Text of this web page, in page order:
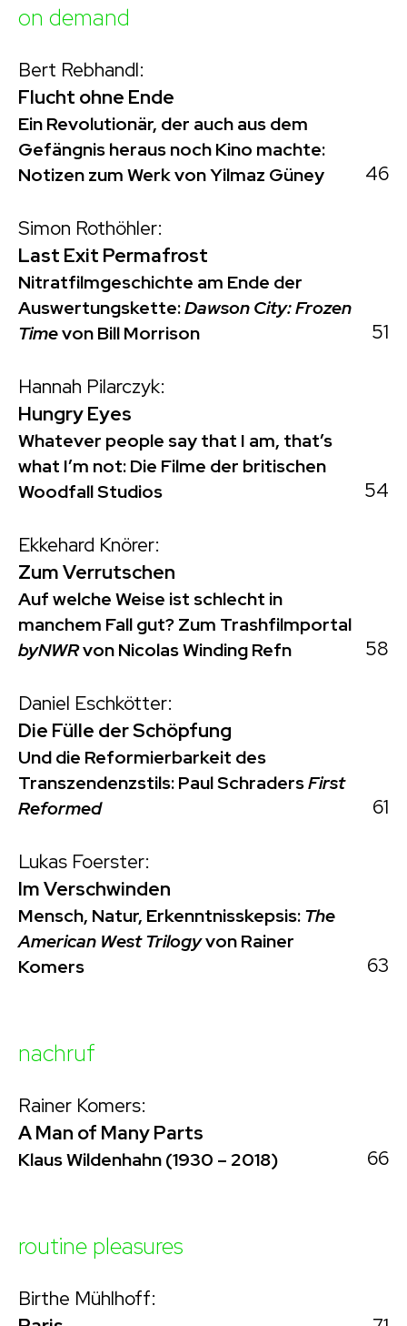
on demand
Bert Rebhandl:
Flucht ohne Ende
Ein Revolutionär, der auch aus dem
Gefängnis heraus noch Kino machte:
Notizen zum Werk von Yilmaz Güney
46
Simon Rothöhler:
Last Exit Permafrost
Nitratfilmgeschichte am Ende der
Auswertungskette:Dawson City: Frozen
Timevon Bill Morrison 51
Hannah Pilarczyk:
Hungry Eyes
Whatever people say that I am, that’s
what I’m not: Die Filme der britischen
Woodfall Studios
54
Ekkehard Knörer:
Zum Verrutschen
Auf welche Weise ist schlecht in
manchem Fall gut? Zum Trashfilmportal
byNWRvon Nicolas Winding Refn 58
Daniel Eschkötter:
Die Fülle der Schöpfung
Und die Reformierbarkeit des
Transzendenzstils: Paul SchradersFirst
Reformed
61
Lukas Foerster:
Im Verschwinden
Mensch, Natur, Erkenntnisskepsis:The
American West Trilogyvon Rainer
Komers
63
nachruf
Rainer Komers:
A Man of Many Parts
Klaus Wildenhahn (1930 – 2018) 66
routine pleasures
Birthe Mühlhoff: